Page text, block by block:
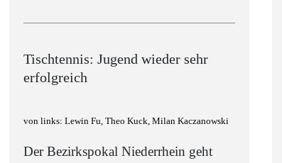
Tischtennis: Jugend wieder sehr
erfolgreich
von links: Lewin Fu, Theo Kuck, Milan Kaczanowski
Der Bezirkspokal Niederrhein geht